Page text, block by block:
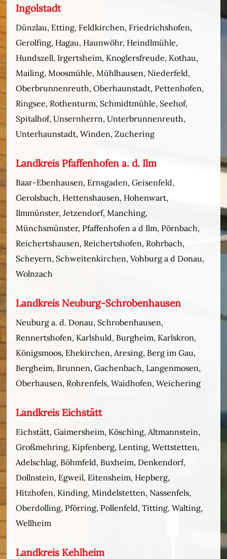
Ingolstadt
Dünzlau, Etting, Feldkirchen, Friedrichshofen,
Gerolfing, Hagau, Haunwöhr, Heindlmühle,
Hundszell, Irgertsheim, Knoglersfreude, Kothau,
Mailing, Moosmühle, Mühlhausen, Niederfeld,
Oberbrunnenreuth, Oberhaunstadt, Pettenhofen,
Ringsee, Rothenturm, Schmidtmühle, Seehof,
Spitalhof, Unsernherrn, Unterbrunnenreuth,
Unterhaunstadt, Winden, Zuchering
Landkreis Pfaffenhofen a. d. Ilm
Baar-Ebenhausen, Ernsgaden, Geisenfeld,
Gerolsbach, Hettenshausen, Hohenwart,
Ilmmünster, Jetzendorf, Manching,
Münchsmünster, Pfaffenhofen a d Ilm, Pörnbach,
Reichertshausen, Reichertshofen, Rohrbach,
Scheyern, Schweitenkirchen, Vohburg a d Donau,
Wolnzach
Landkreis Neuburg-Schrobenhausen
Neuburg a. d. Donau, Schrobenhausen,
Rennertshofen, Karlshuld, Burgheim, Karlskron,
Königsmoos, Ehekirchen, Aresing, Berg im Gau,
Bergheim, Brunnen, Gachenbach, Langenmosen,
Oberhausen, Rohrenfels, Waidhofen, Weichering
Landkreis Eichstätt
Eichstätt, Gaimersheim, Kösching, Altmannstein,
Großmehring, Kipfenberg, Lenting, Wettstetten,
Adelschlag, Böhmfeld, Buxheim, Denkendorf,
Dollnstein, Egweil, Eitensheim, Hepberg,
Hitzhofen, Kinding, Mindelstetten, Nassenfels,
Oberdolling, Pförring, Pollenfeld, Titting, Walting,
Wellheim
Landkreis Kehlheim